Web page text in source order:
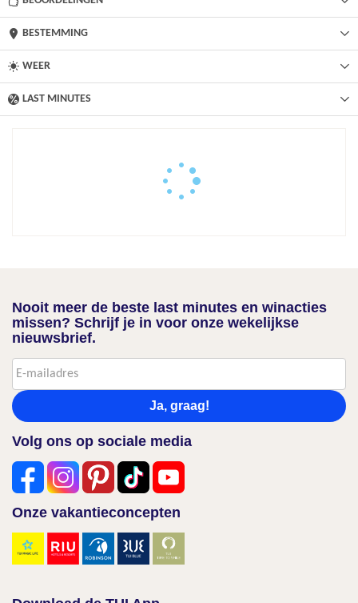
BESTEMMING
WEER
LAST MINUTES
Nooit meer de beste last minutes en winacties
missen? Schrijf je in voor onze wekelijkse
nieuwsbrief.
Ja, graag!
Volg ons op sociale media
Onze vakantieconcepten